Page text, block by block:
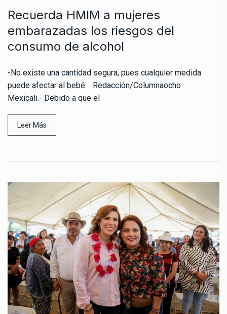
Recuerda HMIM a mujeres
embarazadas los riesgos del
consumo de alcohol
-No existe una cantidad segura, pues cualquier medida
puede afectar al bebé. Redacción/Columnaocho
Mexicali.- Debido a que el
Leer Más